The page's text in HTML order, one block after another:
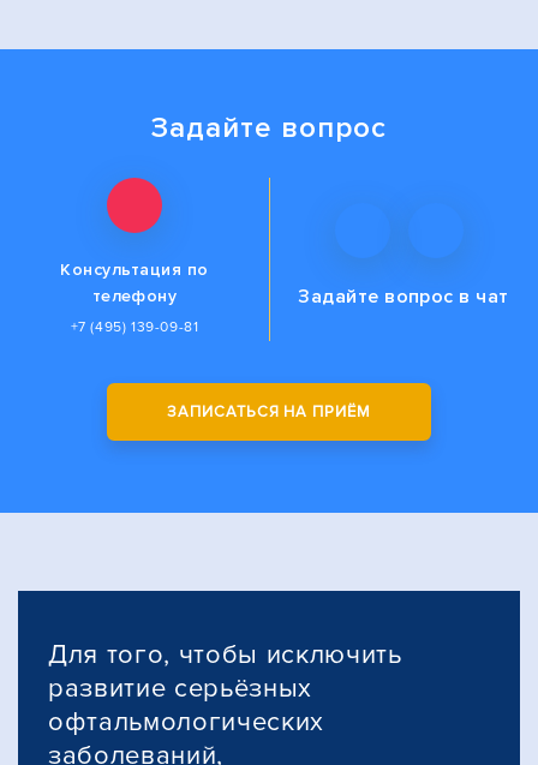
Задайте вопрос
Консультация по
телефону
+7 (495) 139-09-81
Задайте вопрос в чат
ЗАПИСАТЬСЯ НА ПРИЁМ
Для того, чтобы исключить
развитие серьёзных
офтальмологических
заболеваний,